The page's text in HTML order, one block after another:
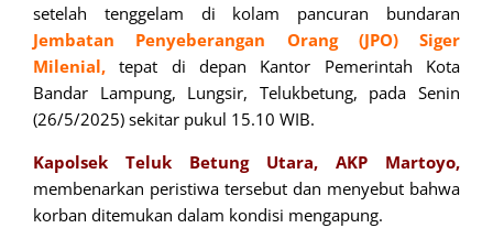
setelah tenggelam di kolam pancuran bundaran
Jembatan Penyeberangan Orang (JPO)
Siger
Milenial,
tepat di depan Kantor Pemerintah Kota
Bandar Lampung, Lungsir, Telukbetung, pada Senin
(26/5/2025) sekitar pukul 15.10 WIB.
Kapolsek Teluk Betung Utara, AKP Martoyo,
membenarkan peristiwa tersebut dan menyebut bahwa
korban ditemukan dalam kondisi mengapung.